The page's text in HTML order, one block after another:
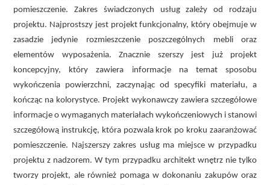
pomieszczenie. Zakres świadczonych usług zależy od rodzaju
projektu. Najprostszy jest projekt funkcjonalny, który obejmuje w
zasadzie jedynie rozmieszczenie poszczególnych mebli oraz
elementów wyposażenia. Znacznie szerszy jest już projekt
koncepcyjny, który zawiera informacje na temat sposobu
wykończenia powierzchni, zaczynając od specyfiki materiału, a
kończąc na kolorystyce. Projekt wykonawczy zawiera szczegółowe
informacje o wymaganych materiałach wykończeniowych i stanowi
szczegółową instrukcję, która pozwala krok po kroku zaaranżować
pomieszczenie. Najszerszy zakres usług ma miejsce w przypadku
projektu z nadzorem. W tym przypadku architekt wnętrz nie tylko
tworzy projekt, ale również pomaga w dokonaniu zakupów oraz